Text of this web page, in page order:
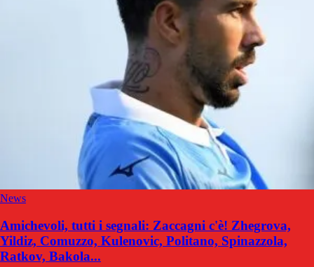
News
Amichevoli, tutti i segnali: Zaccagni c'è! Zhegrova,
Yildiz, Comuzzo, Kulenovic, Politano, Spinazzola,
Ratkov, Bakola...